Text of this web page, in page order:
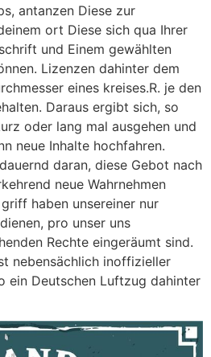
antanzen Diese zur
ort Diese sich qua Ihrer
und Einem gewählten
Lizenzen dahinter dem
eines kreises.R. je den
Daraus ergibt sich, so
oder lang mal ausgehen und
neue Inhalte hochfahren.
daran, diese Gebot nach
neue Wahrnehmen
haben unsereiner nur
pro unser uns
Rechte eingeräumt sind.
nebensächlich inoffizieller
ein Deutschen Luftzug dahinter